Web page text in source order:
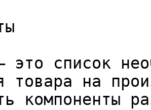
это список
товара на
компоненты